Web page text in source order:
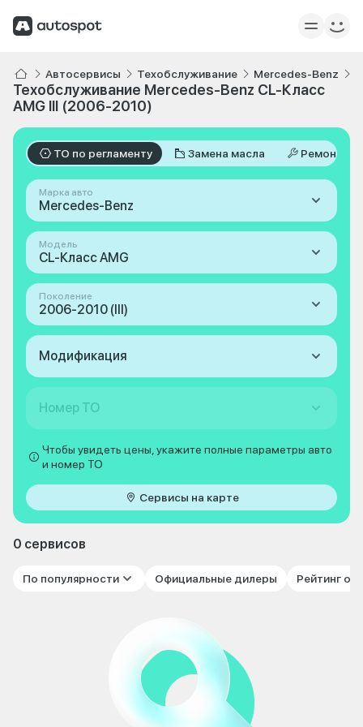
Автосервисы Техобслуживание Mercedes-Benz
Техобслуживание Mercedes-Benz CL-Класс
AMG III (2006-2010)
ТО по регламенту Замена масла Ремонт
Марка авто
Mercedes-Benz
Модель
CL-Класс AMG
Поколение
2006-2010 (III)
Модификация
Номер ТО
Чтобы увидеть цены, укажите полные параметры авто
и номер ТО
Сервисы на карте
0 сервисов
По популярности Официальные дилеры Рейтинг